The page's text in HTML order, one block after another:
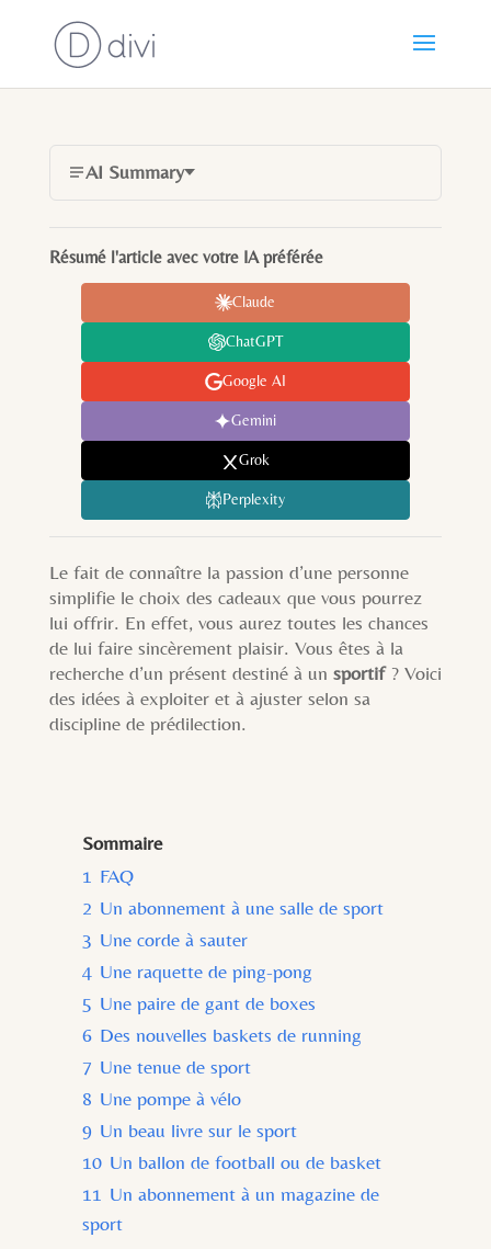
AI Summary
Résumé l'article avec votre IA préférée
Claude
ChatGPT
Google AI
Gemini
Grok
Perplexity
Le fait de connaître la passion d’une personne
simplifie le choix des cadeaux que vous pourrez
lui offrir. En effet, vous aurez toutes les chances
de lui faire sincèrement plaisir. Vous êtes à la
recherche d’un présent destiné à un sportif? Voici
des idées à exploiter et à ajuster selon sa
discipline de prédilection.
Sommaire
1 FAQ
2 Un abonnement à une salle de sport
3 Une corde à sauter
4 Une raquette de ping-pong
5 Une paire de gant de boxes
6 Des nouvelles baskets de running
7 Une tenue de sport
8 Une pompe à vélo
9 Un beau livre sur le sport
10 Un ballon de football ou de basket
11 Un abonnement à un magazine de
sport